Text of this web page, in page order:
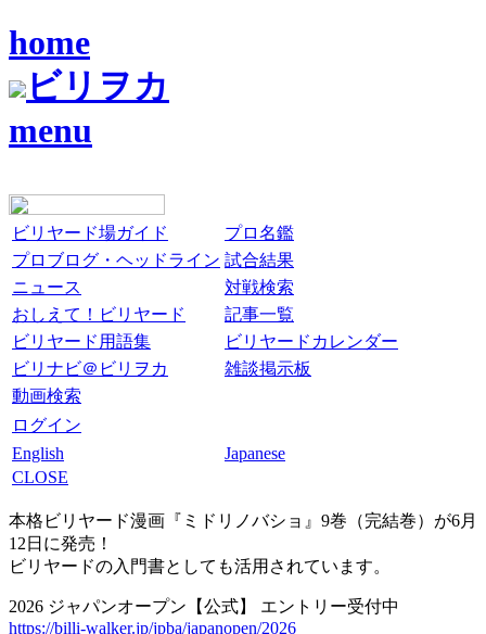
home
ビリヲカ
menu
ビリヤード場ガイド
プロ名鑑
プロブログ・ヘッドライン 試合結果
ニュース
対戦検索
おしえて！ビリヤード
記事一覧
ビリヤード用語集
ビリヤードカレンダー
ビリナビ＠ビリヲカ
雑談掲示板
動画検索
ログイン
English
Japanese
CLOSE
本格ビリヤード漫画『ミドリノバショ』9巻（完結巻）が6月
12日に発売！
ビリヤードの入門書としても活用されています。
2026 ジャパンオープン【公式】 エントリー受付中
https://billi-walker.jp/jpba/japanopen/2026